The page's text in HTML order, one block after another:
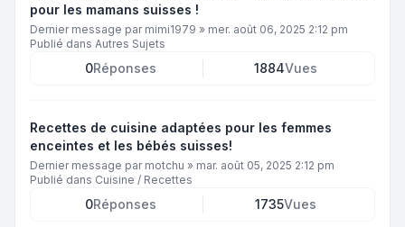
pour les mamans suisses !
Dernier message par mimi1979 » mer. août 06, 2025 2:12 pm
Publié dans Autres Sujets
0Réponses 1884Vues
Recettes de cuisine adaptées pour les femmes
enceintes et les bébés suisses!
Dernier message par motchu » mar. août 05, 2025 2:12 pm
Publié dans Cuisine / Recettes
0Réponses 1735Vues